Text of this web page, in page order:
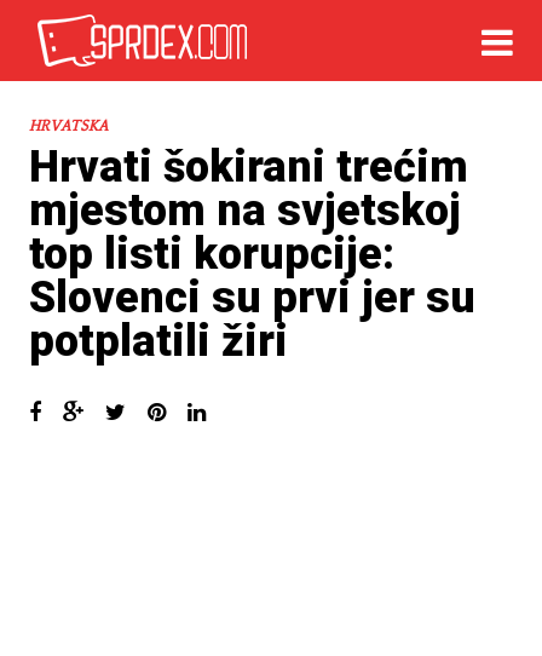
HRVATSKA
Hrvati šokirani trećim
mjestom na svjetskoj
top listi korupcije:
Slovenci su prvi jer su
potplatili žiri